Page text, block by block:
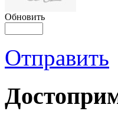
Обновить
Отправить